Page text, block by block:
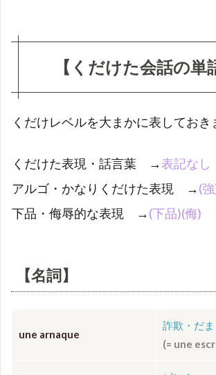
【副
間投
【くだけた会話の単
くだけレベルを大まかに表しておき
くだけた表現・話言葉 →表記なし
アルゴ・かなりくだけた表現 →(
下品・侮辱的な表現 →(下品)(侮)
【名詞】
une arnaque
詐欺・だま
(= une